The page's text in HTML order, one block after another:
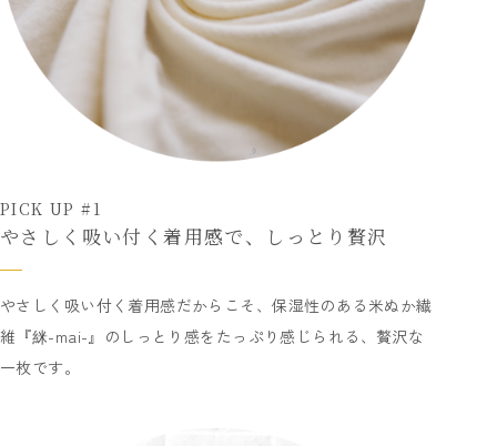
PICK UP #1
やさしく吸い付く着用感で、しっとり贅沢
やさしく吸い付く着用感だからこそ、保湿性のある米ぬか繊
維『䋛-mai-』のしっとり感をたっぷり感じられる、贅沢な
一枚です。